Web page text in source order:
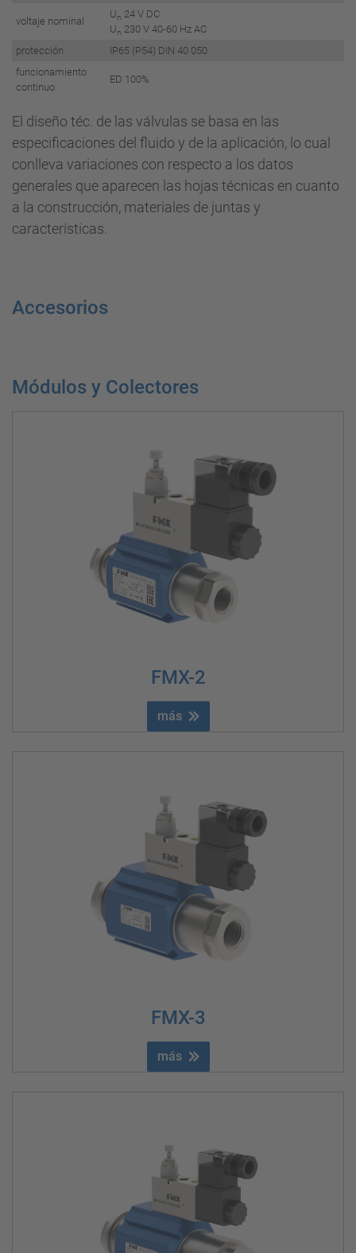
voltaje nominal
Un 24 V DC
Un 230 V 40-60 Hz AC
protección
IP65 (P54) DIN 40 050
funcionamiento
continuo
ED 100%
El diseño téc. de las válvulas se basa en las
especificaciones del fluido y de la aplicación, lo cual
conlleva variaciones con respecto a los datos
generales que aparecen las hojas técnicas en cuanto
a la construcción, materiales de juntas y
características.
Accesorios
Módulos y Colectores
FMX-2
más
FMX-3
más